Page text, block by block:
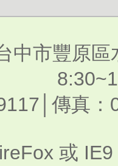
中市豐原
傳真
或